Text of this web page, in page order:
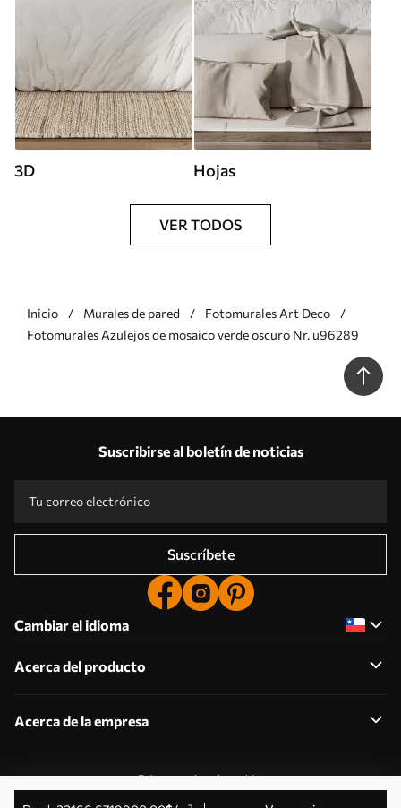
3D Hojas
VER TODOS
Inicio Murales de pared
Fotomurales Art Deco
Fotomurales Azulejos de mosaico verde oscuro Nr. u96289
Suscribirse al boletín de noticias
Suscríbete
Cambiar el idioma
Acerca del producto
Acerca de la empresa
Editar permisos de cookies
© 2011-2026 Uwalls . Todos los derechos reservados.